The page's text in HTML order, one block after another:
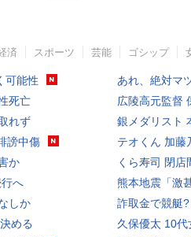
済 スポーツ 芸能 ゴシップ
可能性
死亡
れず
謗中傷
か
へ
しか
める
あれ、絶対マ
広陵高元監督
銀メダリスト
テオくん 加藤
くら寿司 閉店
熊本地震「激
詐取金で競艇
久保優太 10